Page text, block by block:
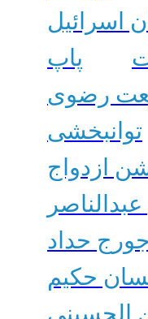
اسرائیل
پاپ
رضوی
توانبخشی
ازدواج
جورج حداد
حکیم
الحسینی